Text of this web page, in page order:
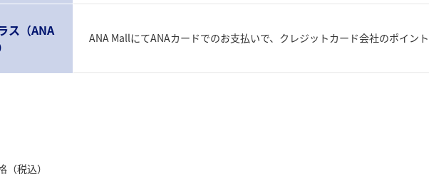
ス（ANA
ANA MallにてANAカードでのお支払いで、クレジットカード会社のポイン
税込）